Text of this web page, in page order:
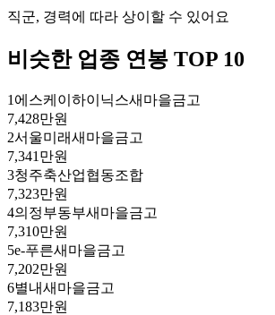
직군, 경력에 따라 상이할 수 있어요
비슷한 업종 연봉 TOP 10
1 에스케이하이닉스새마을금고
7,428만원
2서울미래새마을금고
7,341만원
3청주축산업협동조합
7,323만원
4의정부동부새마을금고
7,310만원
5e-푸른새마을금고
7,202만원
6별내새마을금고
7,183만원